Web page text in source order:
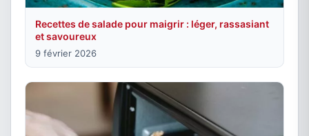
Recettes de salade pour maigrir : léger, rassasiant
et savoureux
9 février 2026